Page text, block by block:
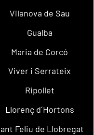
Vilanova de Sau
Gualba
Maria de Corcó
Viver i Serrateix
Ripollet
Llorenç d´Hortons
Feliu de Llobregat